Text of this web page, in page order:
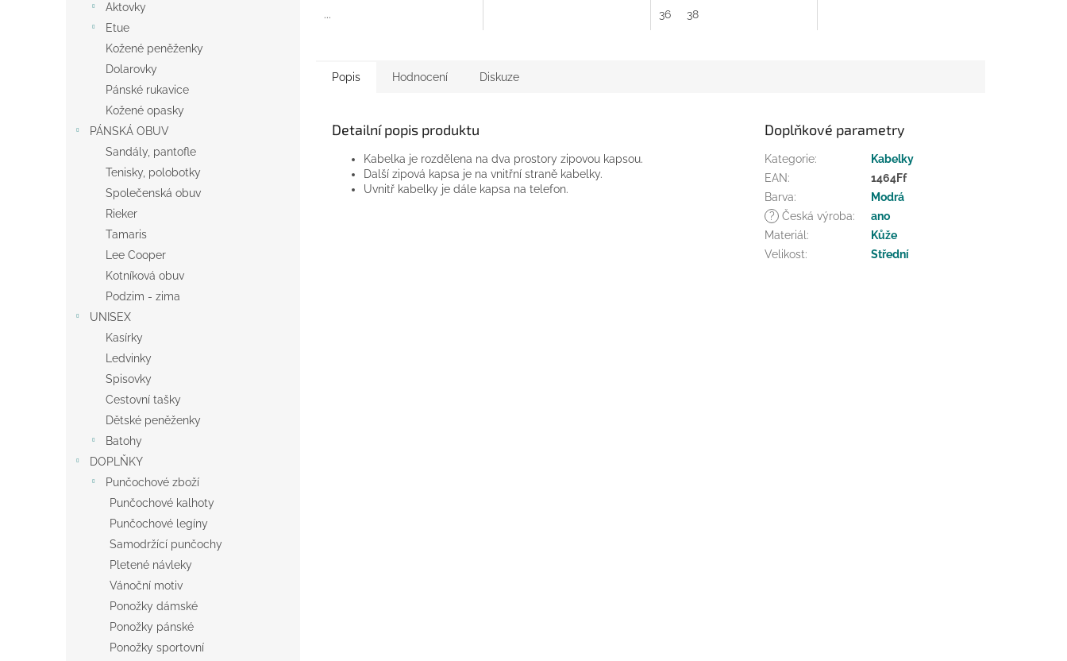
Aktovky
Etue
Kožené peněženky
Dolarovky
Pánské rukavice
Kožené opasky
PÁNSKÁ OBUV
Sandály, pantofle
Tenisky, polobotky
Společenská obuv
Rieker
Tamaris
Lee Cooper
Kotníková obuv
Podzim - zima
UNISEX
Kasírky
Ledvinky
Spisovky
Cestovní tašky
Dětské peněženky
Batohy
DOPLŇKY
Punčochové zboží
Punčochové kalhoty
Punčochové legíny
Samodržící punčochy
Pletené návleky
Vánoční motiv
Ponožky dámské
Ponožky pánské
Ponožky sportovní
... 36 38
Popis Hodnocení Diskuze
Detailní popis produktu
Kabelka je rozdělena na dva prostory zipovou kapsou.
Další zipová kapsa je na vnitřní straně kabelky.
Uvnitř kabelky je dále kapsa na telefon.
Doplňkové parametry
Kategorie:
Kabelky
EAN:
1464Ff
Barva:
Modrá
?
Česká výroba:
ano
Materiál :
Kůže
Velikost: Střední